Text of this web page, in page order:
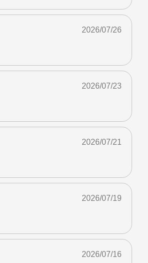
2026/07/26
2026/07/23
2026/07/21
2026/07/19
2026/07/16